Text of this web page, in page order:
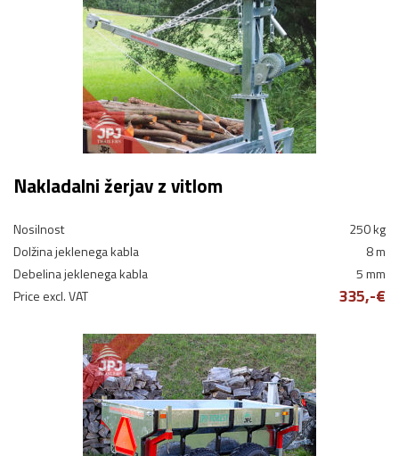
Nakladalni žerjav z vitlom
Nosilnost
250 kg
Dolžina jeklenega kabla
8 m
Debelina jeklenega kabla
5 mm
Price excl. VAT
335,-€